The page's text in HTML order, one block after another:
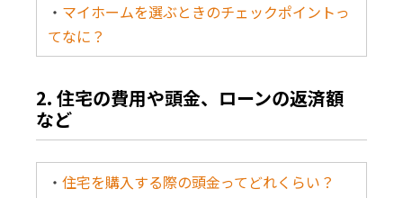
・ マイホームを選ぶときのチェックポイントっ
てなに？
2. 住宅の費用や頭金、ローンの返済額
など
・住宅を購入する際の頭金ってどれくらい？